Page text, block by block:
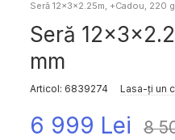
Seră 12x3x2.25m, +Cadou, 220
Seră
mm
Articol: 6839274 Lasa-ți un
6 999 Lei 8